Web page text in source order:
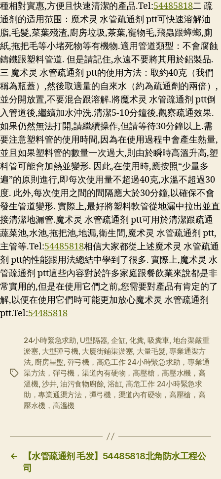
種相對實惠,方便且快速清潔的產品.Tel:54485818二 疏
通剂的适用范围：魔术灵 水管疏通剂 ptt可快速溶解油
脂,毛髮,菜葉殘渣,廚房垃圾,茶葉,寵物毛,飛蟲跟蟑螂,廁
紙,拖把毛等小堵死物等有機物.適用管道類型：不會腐蝕
鑄鐵跟塑料管道. 但是請記住,永遠不要將其用於鋁製品.
三 魔术灵 水管疏通剂 ptt的使用方法：取約40克（我們
稱為瓶蓋）,然後取適量的自來水（約為疏通劑的兩倍）,
並分開放置,不要混合跟溶解.將魔术灵 水管疏通剂 ptt倒
入管道後,繼續加水沖洗.清潔5-10分鐘後,觀察疏通效果.
如果仍然無法打開,請繼續操作,但請等待30分鐘以上.需
要注意塑料管的使用時間,因為在使用過程中會產生熱量,
並且如果塑料管的數量一次過大,則由於瞬時高溫升高,塑
料管可能會加熱並變形. 因此,在使用時,應按照“少量多
遍”的原則進行,即每次使用量不超過40克,水溫不超過30
度. 此外,每次使用之間的間隔應大於30分鐘,以確保不會
發生管道變形. 實際上,最好將塑料軟管從地漏中拉出並直
接清潔地漏管.魔术灵 水管疏通剂 ptt可用於清潔跟疏通
蔬菜池,水池,拖把池,地漏,衛生間,魔术灵 水管疏通剂 ptt,
主管等.Tel:54485818相信大家都從上述魔术灵 水管疏通
剂 ptt的性能跟用法總結中學到了很多. 實際上,魔术灵 水
管疏通剂 ptt這些內容對於許多家庭跟餐飲業來說都是非
常實用的,但是在使用它們之前,您需要對產品有肯定的了
解,以便在使用它們時可能更加放心魔术灵 水管疏通剂
ptt.Tel:54485818
标
24小時緊急求助, U型隔器, 企缸, 化糞, 吸糞車, 地台渠嚴重
淤塞, 大型彈弓機, 大廈街鋪渠淤塞, 大量毛髮,專業通渠方
法, 廚房星盤, 彈弓機，高危工作 24小時緊急求助，專業通
渠方法，彈弓機，渠道內有硬物，高壓槍，高壓水機，高
溫機, 沙井, 油污食物廚餘, 浴缸, 高危工作 24小時緊急求
助，專業通渠方法，彈弓機，渠道內有硬物，高壓槍，高
壓水機，高溫機
←
【水管疏通剂 毛发】54485818北角防水工程公
司